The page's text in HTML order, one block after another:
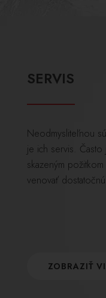
SERVIS
Neodmysliteľnou
je ich servis.
skazeným
venovať
ZOBRAZIŤ